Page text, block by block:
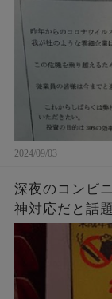
2024/09/03
深夜のコンビ
神対応だと話